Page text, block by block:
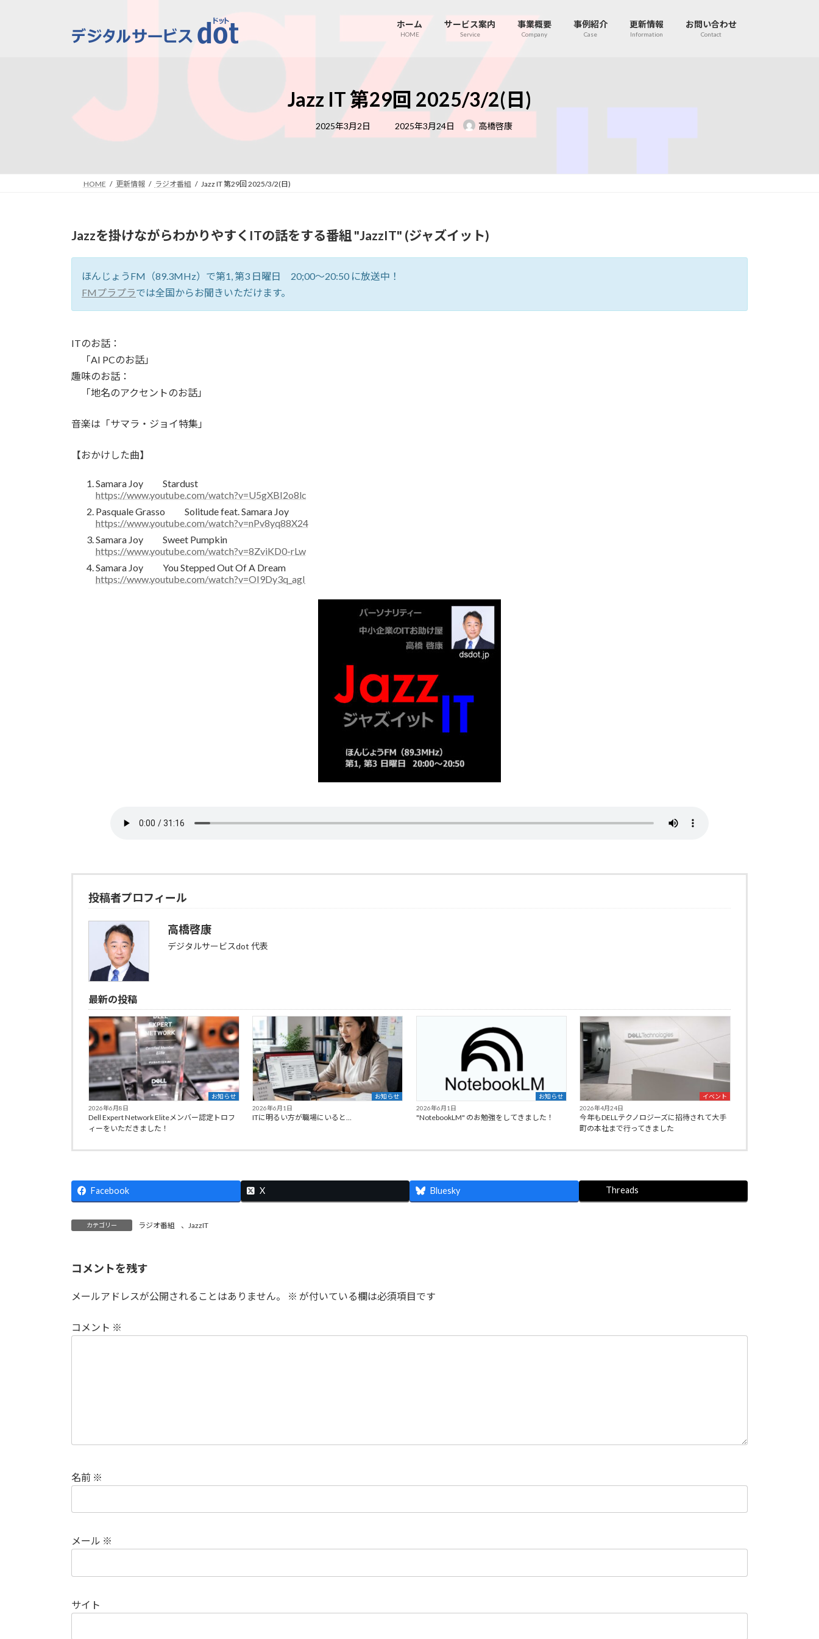
ホーム
HOME
サービス案内
Service
事業概要
Company
事例紹介
Case
更新情報
Information
お問い合わせ
Contact
Jazz IT 第29回 2025/3/2(日)
2025年3月2日
最
終
更
:
2025年3月24日 高橋啓康
HOME 更新情報 ラジオ番組 Jazz IT 第29回 2025/3/2(日)
Jazzを掛けながらわかりやすくITの話をする番組 "JazzIT" (ジャズイット)
ほんじょうFM（89.3MHz）で第1, 第3 日曜日 20;00～20:50 に放送中！
FMプラプラでは全国からお聞きいただけます。
ITのお話：
「AI PCのお話」
趣味のお話：
「地名のアクセントのお話」
音楽は「サマラ・ジョイ特集」
【おかけした曲】
Samara Joy Stardust
https://www.youtube.com/watch?v=U5gXBI2o8lc
Pasquale Grasso Solitude feat. Samara Joy
https://www.youtube.com/watch?v=nPv8yq88X24
Samara Joy Sweet Pumpkin
https://www.youtube.com/watch?v=8ZviKD0-rLw
Samara Joy You Stepped Out Of A Dream
https://www.youtube.com/watch?v=OI9Dy3q_agI
投稿者プロフィール
高橋啓康
デジタルサービスdot 代表
最新の投稿
お知らせ
2026年6月8日
Dell Expert Network Eliteメンバー認定トロフ
ィーをいただきました！
お知らせ
2026年6月1日
ITに明るい方が職場にいると…
お知らせ
2026年6月1日
"NotebookLM" のお勉強をしてきました！
イベント
2026年4月24日
今年もDELLテクノロジーズに招待されて大手
町の本社まで行ってきました
Facebook X Bluesky Threads
カテゴリー ラジオ番組 、 JazzIT
コメントを残す
メールアドレスが公開されることはありません。 ※ が付いている欄は必須項目です
コメント ※
名前 ※
メール ※
サイト